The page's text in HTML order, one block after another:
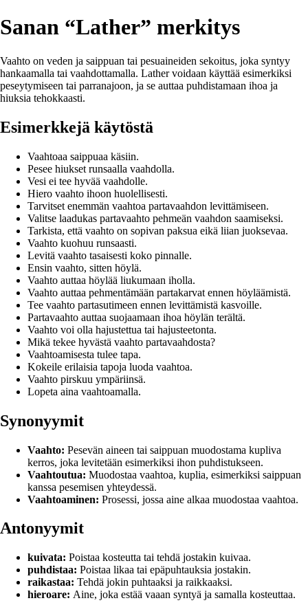
Sanan “Lather” merkitys
Vaahto on veden ja saippuan tai pesuaineiden sekoitus, joka syntyy
hankaamalla tai vaahdottamalla. Lather voidaan käyttää esimerkiksi
peseytymiseen tai parranajoon, ja se auttaa puhdistamaan ihoa ja
hiuksia tehokkaasti.
Esimerkkejä käytöstä
Vaahtoaa saippuaa käsiin.
Pesee hiukset runsaalla vaahdolla.
Vesi ei tee hyvää vaahdolle.
Hiero vaahto ihoon huolellisesti.
Tarvitset enemmän vaahtoa partavaahdon levittämiseen.
Valitse laadukas partavaahto pehmeän vaahdon saamiseksi.
Tarkista, että vaahto on sopivan paksua eikä liian juoksevaa.
Vaahto kuohuu runsaasti.
Levitä vaahto tasaisesti koko pinnalle.
Ensin vaahto, sitten höylä.
Vaahto auttaa höylää liukumaan iholla.
Vaahto auttaa pehmentämään partakarvat ennen höyläämistä.
Tee vaahto partasutimeen ennen levittämistä kasvoille.
Partavaahto auttaa suojaamaan ihoa höylän terältä.
Vaahto voi olla hajustettua tai hajusteetonta.
Mikä tekee hyvästä vaahto partavaahdosta?
Vaahtoamisesta tulee tapa.
Kokeile erilaisia tapoja luoda vaahtoa.
Vaahto pirskuu ympäriinsä.
Lopeta aina vaahtoamalla.
Synonyymit
Vaahto: Pesevän aineen tai saippuan muodostama kupliva
kerros, joka levitetään esimerkiksi ihon puhdistukseen.
Vaahtoutua: Muodostaa vaahtoa, kuplia, esimerkiksi saippuan
kanssa pesemisen yhteydessä.
Vaahtoaminen: Prosessi, jossa aine alkaa muodostaa vaahtoa.
Antonyymit
kuivata: Poistaa kosteutta tai tehdä jostakin kuivaa.
puhdistaa: Poistaa likaa tai epäpuhtauksia jostakin.
raikastaa: Tehdä jokin puhtaaksi ja raikkaaksi.
hieroare: Aine, joka estää vaaan syntyä ja samalla kosteuttaa.